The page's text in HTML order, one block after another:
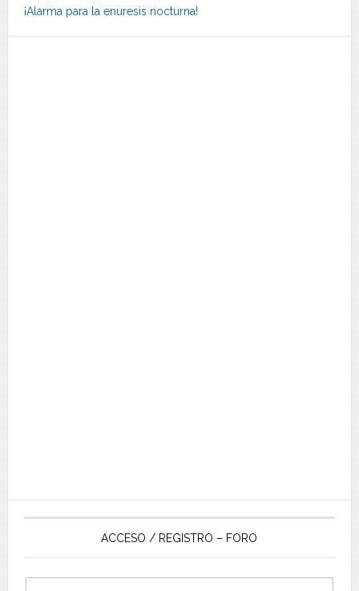
¡Alarma para la enuresis nocturna!
ACCESO / REGISTRO – FORO